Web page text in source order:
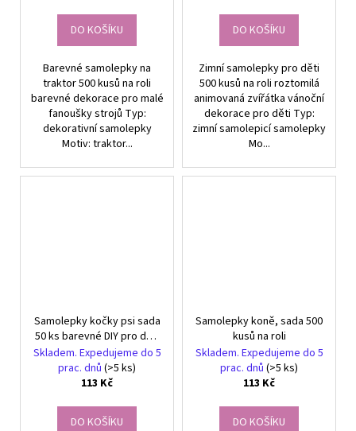
DO KOŠÍKU
Barevné samolepky na
traktor 500 kusů na roli
barevné dekorace pro malé
fanoušky strojů Typ:
dekorativní samolepky
Motiv: traktor...
DO KOŠÍKU
Zimní samolepky pro děti
500 kusů na roli roztomilá
animovaná zvířátka vánoční
dekorace pro děti Typ:
zimní samolepicí samolepky
Mo...
Samolepky kočky psi sada
50 ks barevné DIY pro děti
dekorace
Skladem. Expedujeme do 5
prac. dnů (>5 ks)
113 Kč
DO KOŠÍKU
Samolepky koně, sada 500
kusů na roli
Skladem. Expedujeme do 5
prac. dnů (>5 ks)
113 Kč
DO KOŠÍKU